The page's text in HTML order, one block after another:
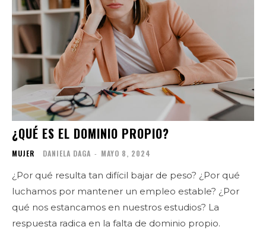
¿QUÉ ES EL DOMINIO PROPIO?
MUJER DANIELA DAGA - MAYO 8, 2024
¿Por qué resulta tan difícil bajar de peso? ¿Por qué
luchamos por mantener un empleo estable? ¿Por
qué nos estancamos en nuestros estudios? La
respuesta radica en la falta de dominio propio.